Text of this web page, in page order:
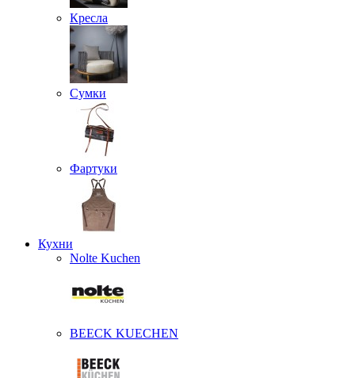
Кресла
Сумки
Фартуки
Кухни
Nolte Kuchen
BEECK KUECHEN